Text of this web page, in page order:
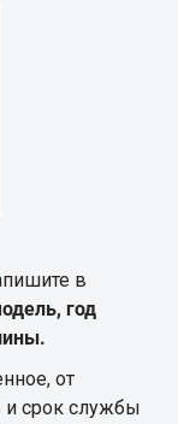
в
год
от
и срок службы